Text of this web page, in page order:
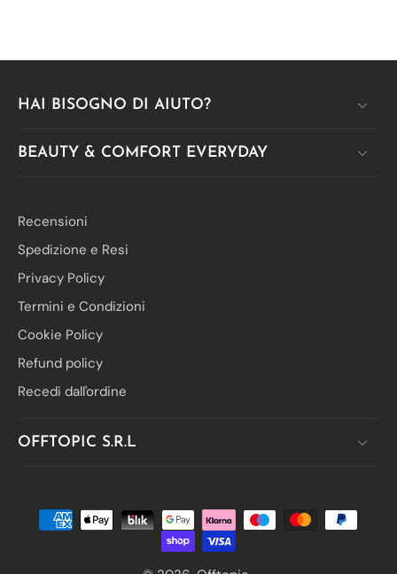
HAI BISOGNO DI AIUTO?
BEAUTY & COMFORT EVERYDAY
Recensioni
Spedizione e Resi
Privacy Policy
Termini e Condizioni
Cookie Policy
Refund policy
Recedi dall'ordine
OFFTOPIC S.R.L